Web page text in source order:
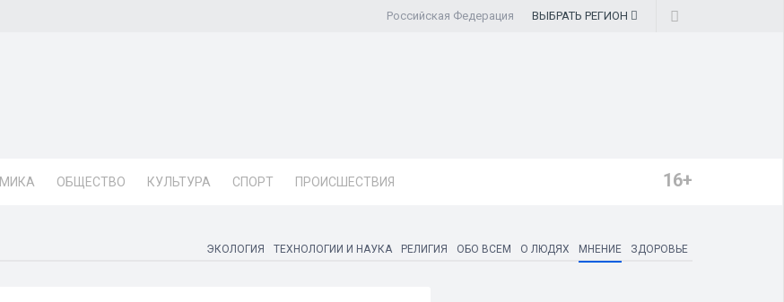
Российская Федерация ВЫБРАТЬ РЕГИОН
ОБЩЕСТВО КУЛЬТУРА СПОРТ ПРОИСШЕСТВИЯ 16+
ЭКОЛОГИЯ ТЕХНОЛОГИИ И НАУКА РЕЛИГИЯ ОБО ВСЕМ О ЛЮДЯХ МНЕНИЕ ЗДОРОВЬЕ